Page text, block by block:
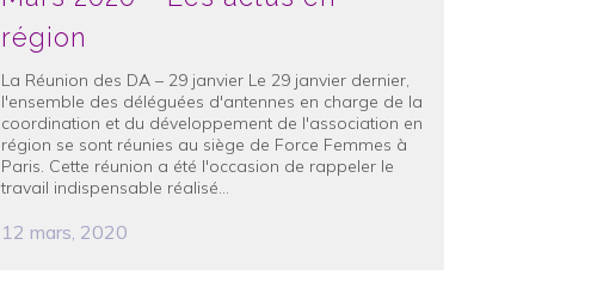
région
La Réunion des DA – 29 janvier Le 29 janvier dernier,
l'ensemble des déléguées d'antennes en charge de la
coordination et du développement de l'association en
région se sont réunies au siège de Force Femmes à
Paris. Cette réunion a été l'occasion de rappeler le
travail indispensable réalisé...
12 mars, 2020